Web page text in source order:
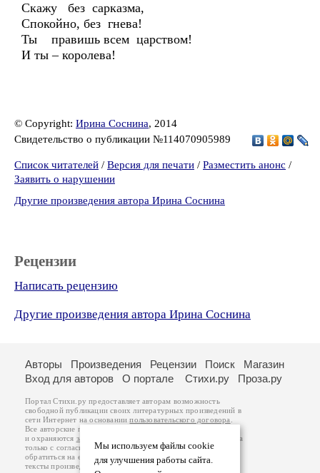
Скажу без сарказма,
Спокойно, без гнева!
Ты правишь всем царством!
И ты – королева!
© Copyright: Ирина Соснина, 2014
Свидетельство о публикации №114070905989
Список читателей / Версия для печати / Разместить анонс /
Заявить о нарушении
Другие произведения автора Ирина Соснина
Рецензии
Написать рецензию
Другие произведения автора Ирина Соснина
Мы используем файлы cookie
для улучшения работы сайта.
Авторы Произведения Рецензии Поиск
Магазин
Вход для авторов
О портале Стихи.ру Проза.ру
Портал Стихи.ру предоставляет авторам возможность
свободной публикации своих литературных произведений в
сети Интернет на основаниипользовательского договора
Все авторские права на произведения принадлежат авторам
и охраняются законом
. Перепечатка произведений возможна
только с согласия его автора, к которому вы можете
обратиться на его авторской странице. Ответственность за
тексты произведений авторы несут самостоятельно на